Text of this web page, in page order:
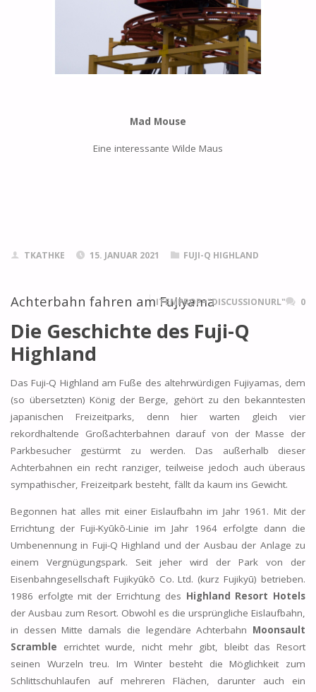
Mad Mouse
Eine interessante Wilde Maus
TKATHKE 15. JANUAR 2021 FUJI-Q HIGHLAND
Achterbahn fahren am FujiyamaITEMPROP="DISCUSSIONURL" 0
Die Geschichte des Fuji-Q
Highland
Das Fuji-Q Highland am Fuße des altehrwürdigen Fujiyamas, dem
(so übersetzten) König der Berge, gehört zu den bekanntesten
japanischen Freizeitparks, denn hier warten gleich vier
rekordhaltende Großachterbahnen darauf von der Masse der
Parkbesucher gestürmt zu werden. Das außerhalb dieser
Achterbahnen ein recht ranziger, teilweise jedoch auch überaus
sympathischer, Freizeitpark besteht, fällt da kaum ins Gewicht.
Begonnen hat alles mit einer Eislaufbahn im Jahr 1961. Mit der
Errichtung der Fuji-Kyūkō-Linie im Jahr 1964 erfolgte dann die
Umbenennung in Fuji-Q Highland und der Ausbau der Anlage zu
einem Vergnügungspark. Seit jeher wird der Park von der
Eisenbahngesellschaft Fujikyūkō Co. Ltd. (kurz Fujikyū) betrieben.
1986 erfolgte mit der Errichtung des Highland Resort Hotels
der Ausbau zum Resort. Obwohl es die ursprüngliche Eislaufbahn,
in dessen Mitte damals die legendäre Achterbahn Moonsault
Scramble errichtet wurde, nicht mehr gibt, bleibt das Resort
seinen Wurzeln treu. Im Winter besteht die Möglichkeit zum
Schlittschuhlaufen auf mehreren Flächen, darunter auch ein